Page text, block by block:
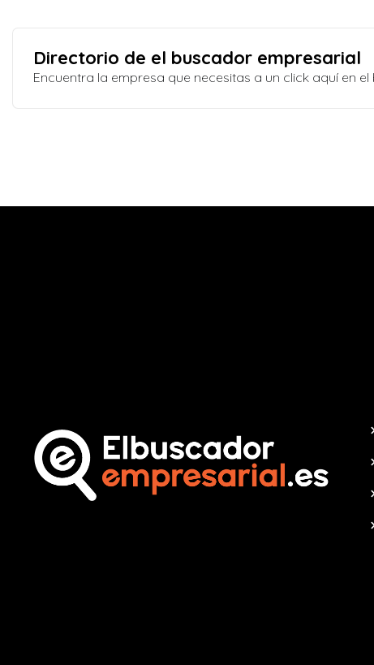
Directorio de el buscador empresarial
Encuentra la empresa que necesitas a un click aquí en